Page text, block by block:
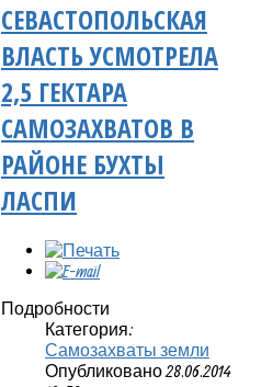
СЕВАСТОПОЛЬСКАЯ
ВЛАСТЬ УСМОТРЕЛА
2,5 ГЕКТАРА
САМОЗАХВАТОВ В
РАЙОНЕ БУХТЫ
ЛАСПИ
Подробности
Категория:
Самозахваты земли
Опубликовано 28.06.2014